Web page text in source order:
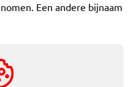
Een andere bijnaam